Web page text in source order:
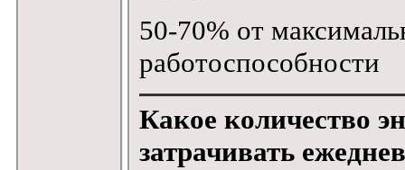
50-70% от
работоспособности
Какое количество
затрачивать